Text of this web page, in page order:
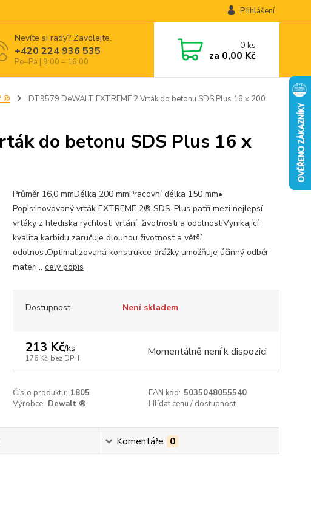
Přihlášení
Nevíte si rady? Zavolejte.
+420 224 936 535
Po–Pá | 9:00 – 16:00
0ks
za 0,00 Kč
®
DT9579 DeWALT EXTREME 2 Vrták do betonu SDS Plus 16 x 200
do betonu SDS Plus 16 x
Průměr 16,0 mmDélka 200 mmPracovní délka 150 mm•
Popis:Inovovaný vrták EXTREME 2® SDS-Plus patří mezi nejlepší
vrtáky z hlediska rychlosti vrtání, životnosti a odolnostiVynikající
kvalita karbidu zaručuje dlouhou životnost a větší
odolnostOptimalizovaná konstrukce drážky umožňuje účinný odběr
materi... celý popis
Dostupnost Není skladem
213 Kč/ks
176 Kč bez DPH Momentálně není k dispozici
Číslo produktu: 1805 EAN kód: 5035048055540
Výrobce: Dewalt ® Hlídat cenu / dostupnost
Komentáře 0